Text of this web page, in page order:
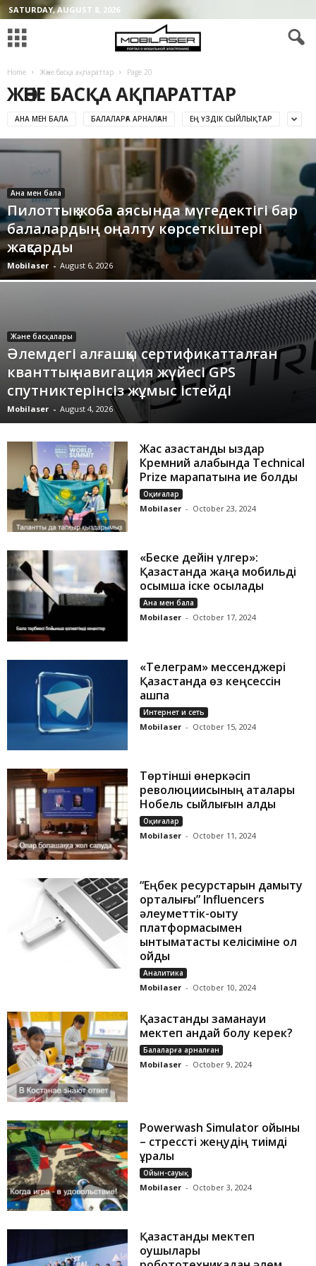
SATURDAY, AUGUST 8, 2026
Home Және басқа ақпараттар Page 20
ЖӘНЕ БАСҚА АҚПАРАТТАР
АНА МЕН БАЛА БАЛАЛАРҒА АРНАЛҒАН ЕҢ ҮЗДІК СЫЙЛЫҚТАР
Ана мен бала
Пилоттық жоба аясында мүгедектігі бар
балалардың оңалту көрсеткіштері
жақсарды
Mobilaser - August 6, 2026
Және басқалары
Әлемдегі алғашқы сертификатталған
кванттық навигация жүйесі GPS
спутниктерінсіз жұмыс істейді
Mobilaser - August 4, 2026
Жас қазақстандық қыздар
Кремний алқабында Technical
Prize марапатына ие болды
Оқиғалар
Mobilaser - October 23, 2024
«Беске дейін үлгер»:
Қазақстанда жаңа мобильді
қосымша іске қосылады
Ана мен бала
Mobilaser - October 17, 2024
«Телеграм» мессенджері
Қазақстанда өз кеңсессін
ашпақ
Интернет и сеть
Mobilaser - October 15, 2024
Төртінші өнеркәсіп
революциисының аталары
Нобель сыйлығын алды
Оқиғалар
Mobilaser - October 11, 2024
“Еңбек ресурстарын дамыту
орталығы” Influencers
әлеуметтік-оқыту
платформасымен
ынтымақтастық келісіміне қол
қойды
Аналитика
Mobilaser - October 10, 2024
Қазақстандық заманауи
мектеп қандай болу керек?
Балаларға арналған
Mobilaser - October 9, 2024
Powerwash Simulator ойыны
– стрессті жеңудің тиімді
құралы
Ойын-сауық
Mobilaser - October 3, 2024
Қазақстандық мектеп
оқушылары